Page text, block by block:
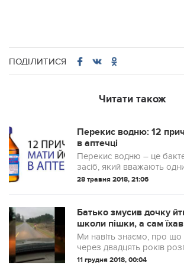
ПОДІЛИТИСЯ
Читати також
Перекис водню: 12
в аптечці
Перекис водню – це
засіб, який вважають
безпечних та ефективних
28 травня 2018, 21:06
Батько змусив дочку
школи пішки, а сам
машині
Ми навіть знаємо, про що
через двадцять років
психоаналітику.
11 грудня 2018, 00:04